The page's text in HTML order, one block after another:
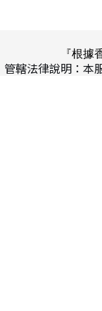
『根
管轄法律說明：本